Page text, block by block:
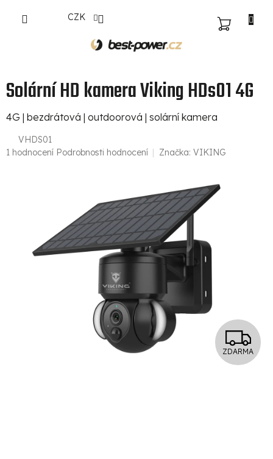
CZK
NÁKUPNÍ
Solární HD kamera Viking HDs01 4G
4G | bezdrátová | outdoorová | solární kamera
VHDS01
Průměrné
hvězdiček.
1 hodnocení Podrobnosti hodnocení Značka: VIKING
Z
D
ZDARMA